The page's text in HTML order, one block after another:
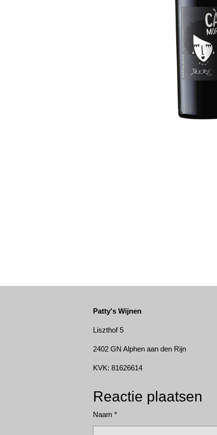
Patty's Wijnen
Liszthof 5
2402 GN Alphen aan den Rijn
KVK: 81626614
Reactie plaatsen
Naam *